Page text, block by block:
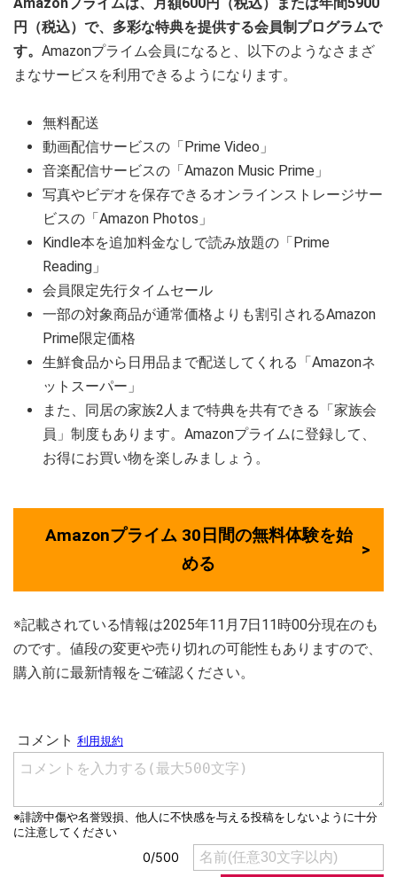
円（税込）で、多彩な特典を提供する会員制プログラムで
す。 Amazonプライム会員になると、以下のようなさまざ
まなサービスを利用できるようになります。
無料配送
動画配信サービスの「Prime Video」
音楽配信サービスの「Amazon Music Prime」
写真やビデオを保存できるオンラインストレージサー
ビスの「Amazon Photos」
Kindle本を追加料金なしで読み放題の「Prime
Reading」
会員限定先行タイムセール
一部の対象商品が通常価格よりも割引されるAmazon
Prime限定価格
生鮮食品から日用品まで配送してくれる「Amazonネ
ットスーパー」
また、同居の家族2人まで特典を共有できる「家族会
員」制度もあります。Amazonプライムに登録して、
お得にお買い物を楽しみましょう。
Amazonプライム 30日間の無料体験を始
める
※記載されている情報は2025年11月7日11時00分現在のも
のです。値段の変更や売り切れの可能性もありますので、
購入前に最新情報をご確認ください。